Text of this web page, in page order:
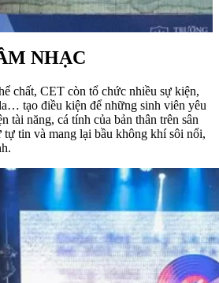
NHẠC
chất, CET còn tổ chức nhiều sự kiện,
tạo điều kiện để những sinh viên yêu
tài năng, cá tính của bản thân trên sân
tự tin và mang lại bầu không khí sôi nổi,